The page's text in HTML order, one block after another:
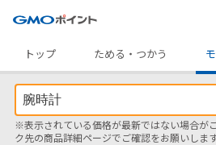
トップ
ためる・つかう
※表示されている価格が最新ではない場合が
ク先の商品詳細ページでご確認をお願いします